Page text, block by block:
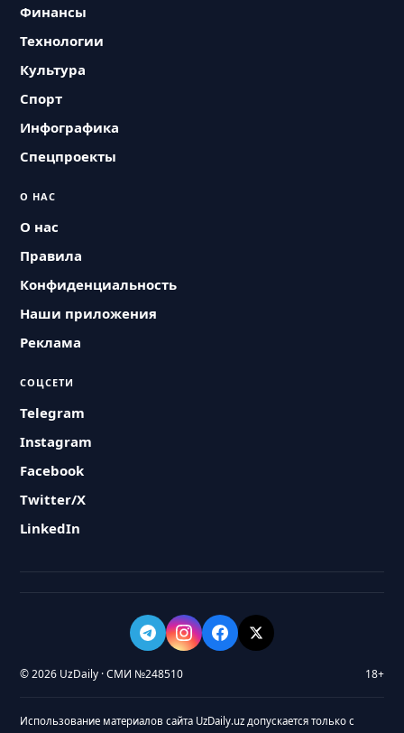
Финансы
Технологии
Культура
Спорт
Инфографика
Спецпроекты
О НАС
О нас
Правила
Конфиденциальность
Наши приложения
Реклама
СОЦСЕТИ
Telegram
Instagram
Facebook
Twitter/X
LinkedIn
© 2026 UzDaily · СМИ №248510 18+
Использование материалов сайта UzDaily.uz допускается только с